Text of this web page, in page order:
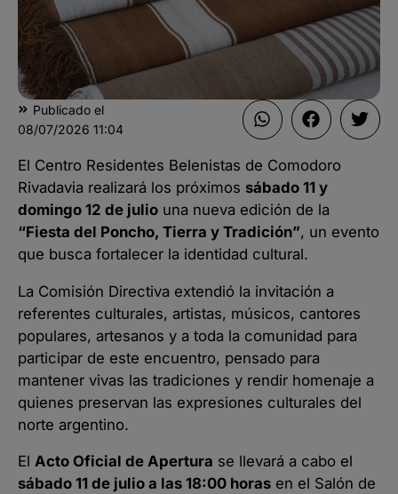
Publicado el
08/07/2026 11:04
El Centro Residentes Belenistas de Comodoro
Rivadavia realizará los próximos sábado 11 y
domingo 12 de julio una nueva edición de la
“Fiesta del Poncho, Tierra y Tradición”, un evento
que busca fortalecer la identidad cultural.
La Comisión Directiva extendió la invitación a
referentes culturales, artistas, músicos, cantores
populares, artesanos y a toda la comunidad para
participar de este encuentro, pensado para
mantener vivas las tradiciones y rendir homenaje a
quienes preservan las expresiones culturales del
norte argentino.
El Acto Oficial de Apertura se llevará a cabo el
sábado 11 de julio a las 18:00 horas en el Salón de